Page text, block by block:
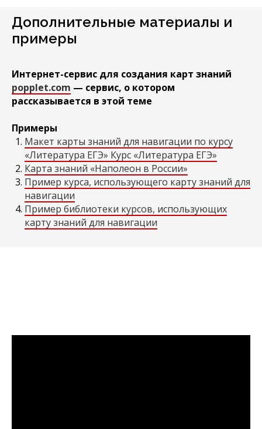
Дополнительные материалы и
примеры
Интернет-сервис для создания карт знаний
popplet.com — сервис, о котором
рассказывается в этой теме
Примеры
Макет карты знаний для навигации по курсу
«Литература ЕГЭ» Курс «Литература ЕГЭ»
Карта знаний «Наполеон в России»
Пример курса, использующего карту знаний для
навигации
Пример библиотеки курсов, использующих
карту знаний для навигации